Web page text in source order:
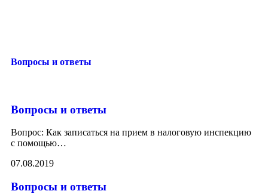
Вопросы и ответы
Вопросы и ответы
Вопрос: Как записаться на прием в налоговую инспекцию
с помощью…
07.08.2019
Вопросы и ответы